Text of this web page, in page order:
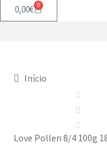
0,00€ 0
Início
Love Pollen 8/4 100g